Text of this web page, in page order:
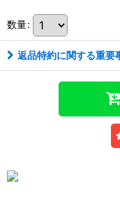
数量:
返品特約に関する重要